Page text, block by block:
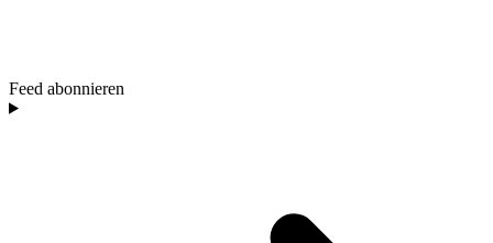
Feed abonnieren